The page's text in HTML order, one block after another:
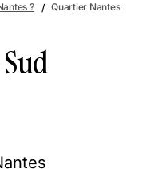
?
Quartier Nantes